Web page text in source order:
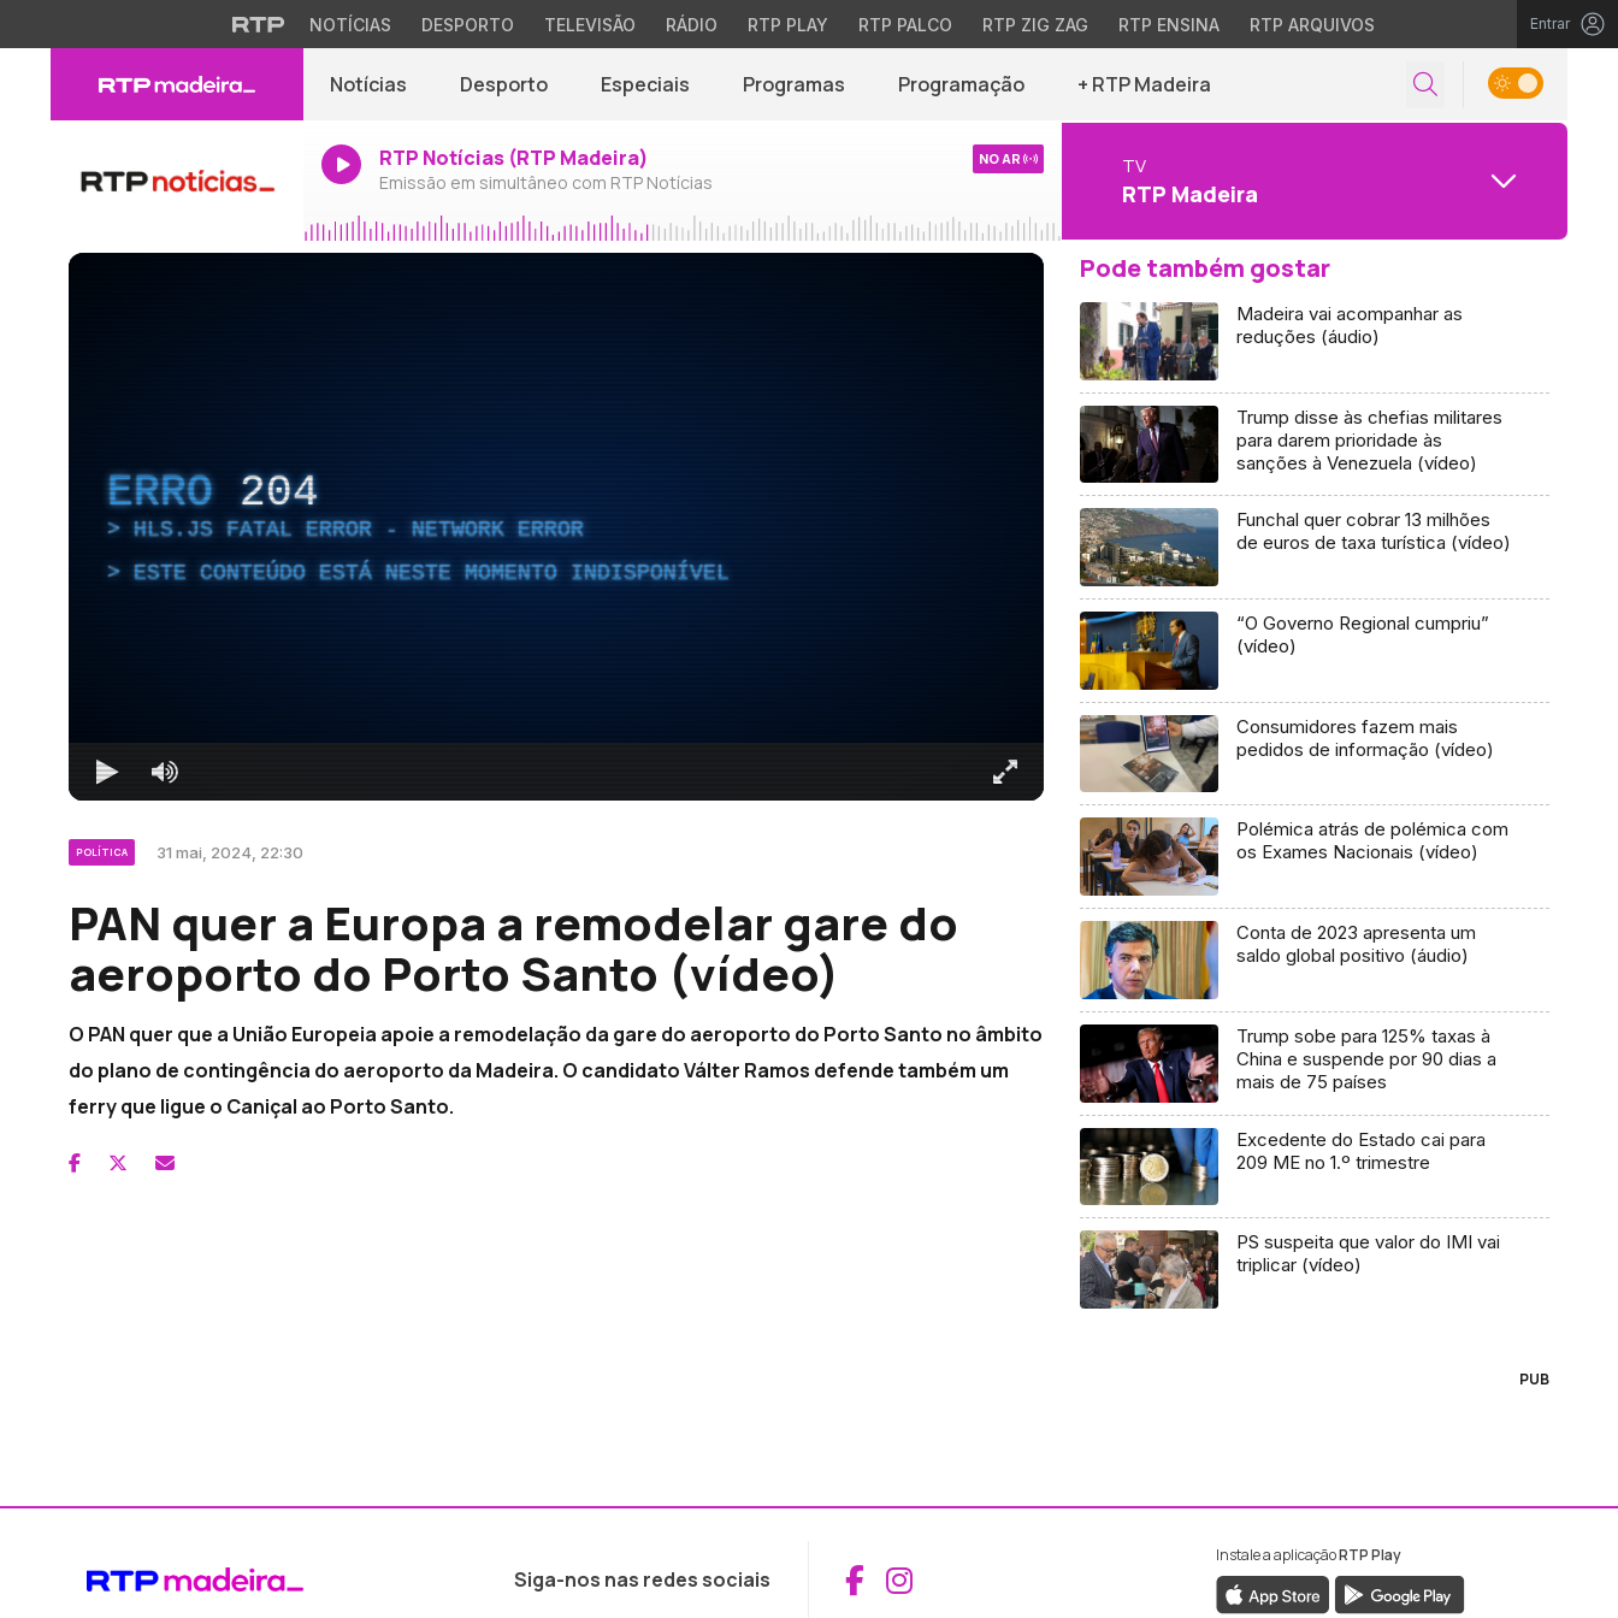
NOTÍCIAS DESPORTO TELEVISÃO RÁDIO RTP PLAY RTP PALCO RTP ZIG ZAG RTP ENSINA RTP ARQUIVOS Entrar
Notícias Desporto Especiais Programas Programação + RTP Madeira
RTP Notícias (RTP Madeira)
Emissão em simultâneo com RTP Notícias
NO AR TV
RTP Madeira
ERRO 204
HLS.JS FATAL ERROR - NETWORK ERROR
ESTE CONTEÚDO ESTÁ NESTE MOMENTO INDISPONÍVEL
POLÍTICA 31 mai, 2024, 22:30
PAN quer a Europa a remodelar gare do
aeroporto do Porto Santo (vídeo)
O PAN quer que a União Europeia apoie a remodelação da gare do aeroporto do Porto Santo no âmbito
do plano de contingência do aeroporto da Madeira. O candidato Válter Ramos defende também um
ferry que ligue o Caniçal ao Porto Santo.
Pode também gostar
Madeira vai acompanhar as
reduções (áudio)
Trump disse às chefias militares
para darem prioridade às
sanções à Venezuela (vídeo)
Funchal quer cobrar 13 milhões
de euros de taxa turística (vídeo)
“O Governo Regional cumpriu”
(vídeo)
Consumidores fazem mais
pedidos de informação (vídeo)
Polémica atrás de polémica com
os Exames Nacionais (vídeo)
Conta de 2023 apresenta um
saldo global positivo (áudio)
Trump sobe para 125% taxas à
China e suspende por 90 dias a
mais de 75 países
Excedente do Estado cai para
209 ME no 1.º trimestre
PS suspeita que valor do IMI vai
triplicar (vídeo)
PUB
Siga-nos nas redes sociais Aceder ao Facebook da RTP Madeira
Aceder ao Instagram da RTP Madeira
Instale a aplicaçãoRTP Play